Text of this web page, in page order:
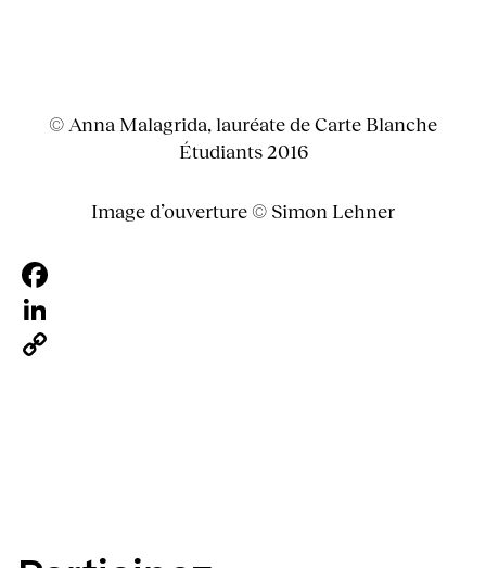
© Anna Malagrida, lauréate de Carte Blanche
Étudiants 2016
Image d’ouverture © Simon Lehner
Facebook
LinkedIn